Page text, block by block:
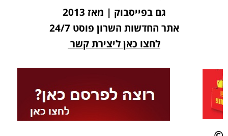
גם בפייסבוק | מאז 2013
אתר החדשות השרון פוסט 24/7
לחצו כאן ליצירת קשר